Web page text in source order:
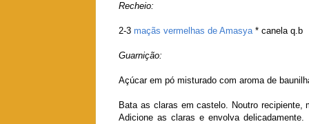
Recheio:
2-3 maçãs vermelhas de Amasya* canela q.b
Guarnição:
Açúcar em pó misturado com aroma de
Bata as claras em castelo. Noutro recipiente,
Adicione as claras e envolva